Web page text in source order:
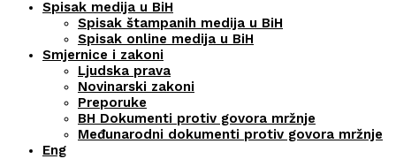
Spisak medija u BiH
Spisak štampanih medija u BiH
Spisak online medija u BiH
Smjernice i zakoni
Ljudska prava
Novinarski zakoni
Preporuke
BH Dokumenti protiv govora mržnje
Međunarodni dokumenti protiv govora mržnje
Eng